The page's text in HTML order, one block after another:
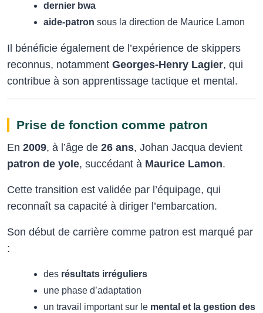
dernier bwa
aide‑patron sous la direction de Maurice Lamon
Il bénéficie également de l’expérience de skippers
reconnus, notamment Georges‑Henry Lagier, qui
contribue à son apprentissage tactique et mental.
Prise de fonction comme patron
En 2009, à l’âge de 26 ans, Johan Jacqua devient
patron de yole, succédant à Maurice Lamon.
Cette transition est validée par l’équipage, qui
reconnaît sa capacité à diriger l’embarcation.
Son début de carrière comme patron est marqué par
:
des résultats irréguliers
une phase d’adaptation
un travail important sur le mental et la gestion des